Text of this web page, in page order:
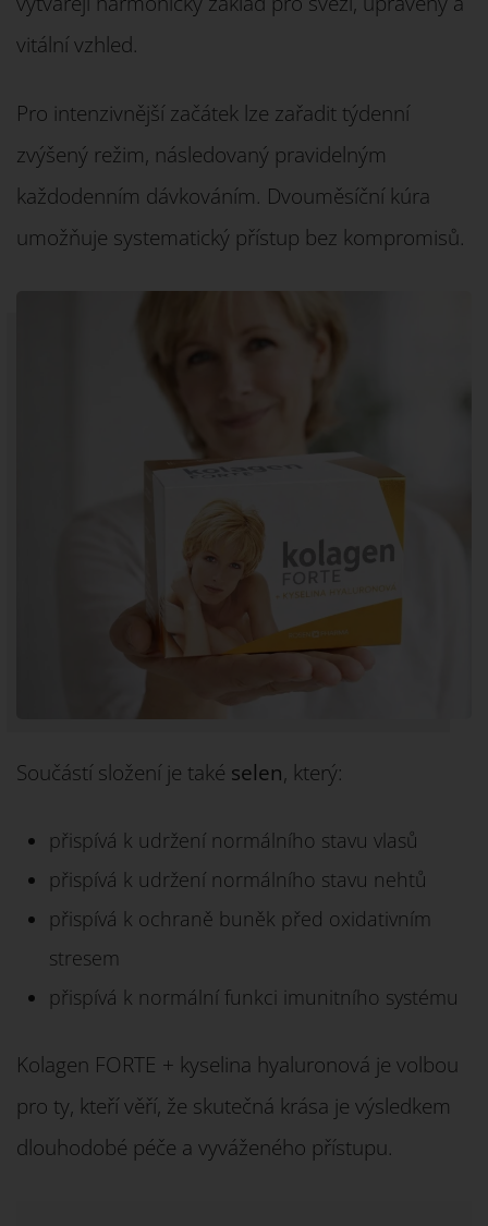
vitální vzhled.
Pro intenzivnější začátek lze zařadit týdenní
zvýšený režim, následovaný pravidelným
každodenním dávkováním. Dvouměsíční kúra
umožňuje systematický přístup bez kompromisů.
Součástí složení je také selen, který:
přispívá k udržení normálního stavu vlasů
přispívá k udržení normálního stavu nehtů
přispívá k ochraně buněk před oxidativním
stresem
přispívá k normální funkci imunitního systému
Kolagen FORTE + kyselina hyaluronová je volbou
pro ty, kteří věří, že skutečná krása je výsledkem
dlouhodobé péče a vyváženého přístupu.